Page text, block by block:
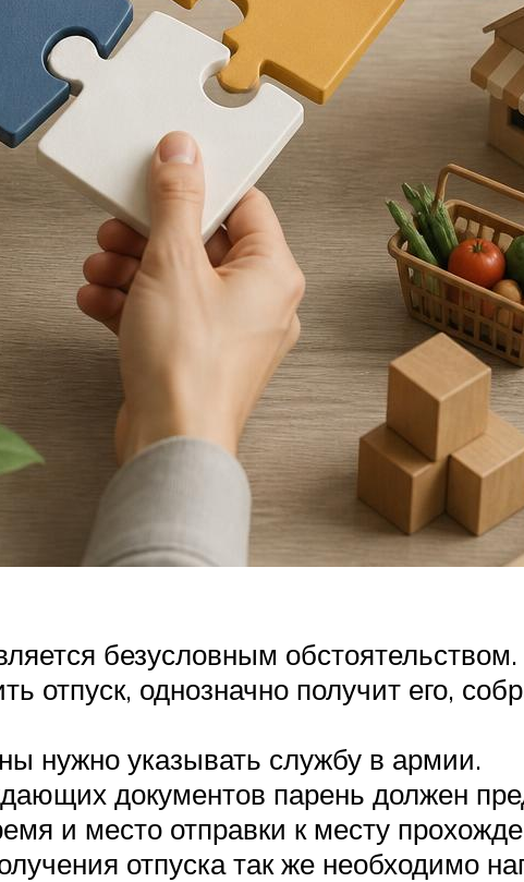
безусловным обстоятельством.
отпуск, однозначно получит его,
нужно указывать службу в армии.
документов парень должен
и место отправки к месту
отпуска так же необходимо